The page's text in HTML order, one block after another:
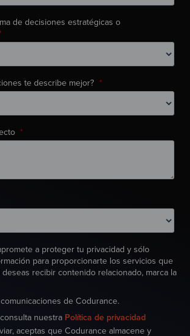
de decisiones estratégicas o
te describe mejor? *
*
a proteger tu privacidad y sólo
para proporcionarte los servicios que
deseas recibir contenido relacionado, marca la
de Codurance.
nuestra Política de privacidad
aceptas que Codurance almacene y